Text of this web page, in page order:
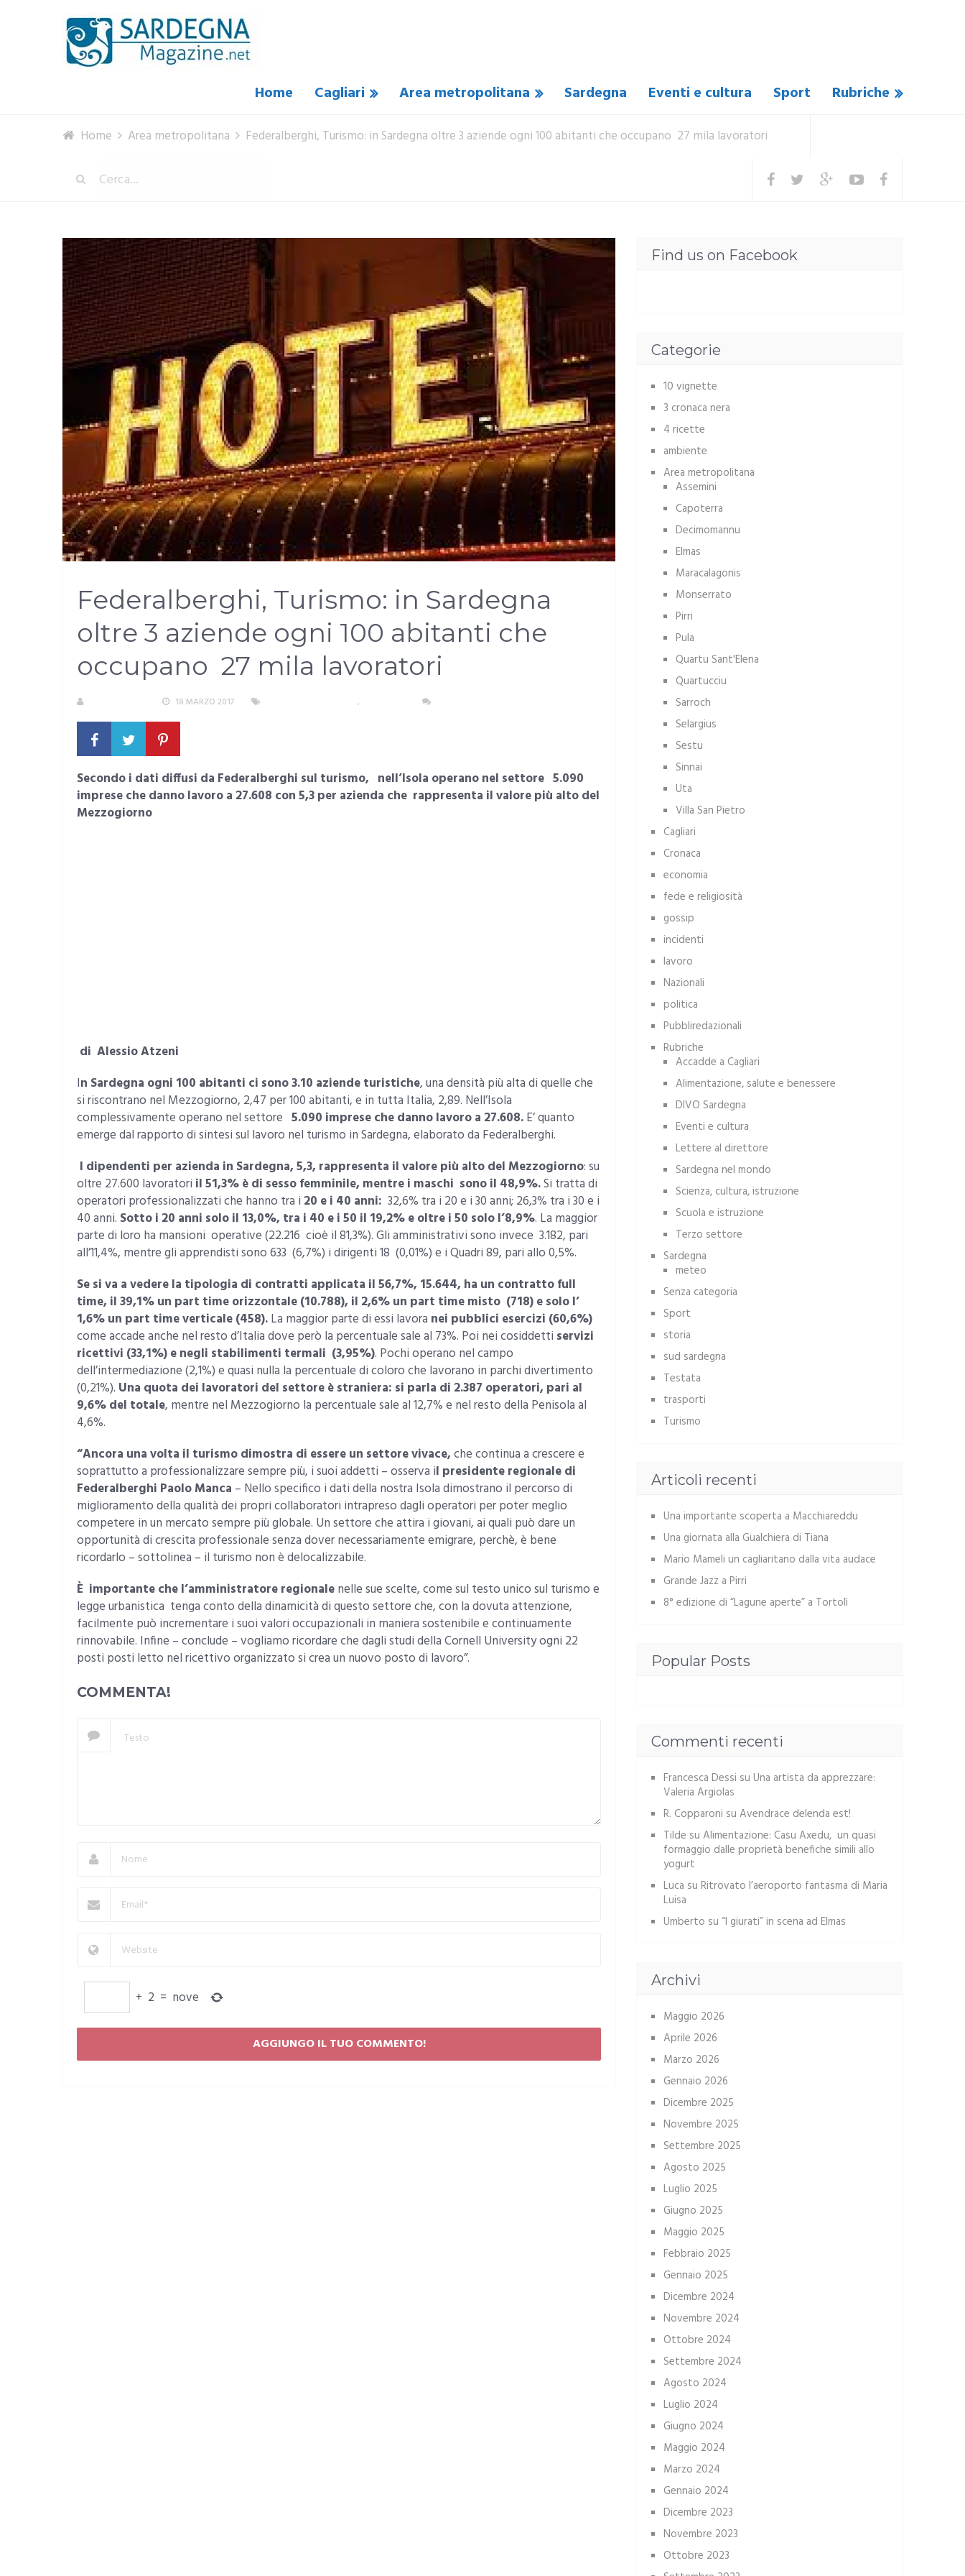
Home Cagliari Area metropolitana Sardegna Eventi e cultura Sport Rubriche
Home Area metropolitana Federalberghi, Turismo: in Sardegna oltre 3 aziende ogni 100 abitanti che occupano 27 mila lavoratori
Federalberghi, Turismo: in Sardegna
oltre 3 aziende ogni 100 abitanti che
occupano 27 mila lavoratori
18 MARZO 2017 ,
Secondo i dati diffusi da Federalberghi sul turismo, nell’Isola operano nel settore 5.090
imprese che danno lavoro a 27.608 con 5,3 per azienda che rappresenta il valore più alto del
Mezzogiorno
di Alessio Atzeni
In Sardegna ogni 100 abitanti ci sono 3.10 aziende turistiche, una densità più alta di quelle che
si riscontrano nel Mezzogiorno, 2,47 per 100 abitanti, e in tutta Italia, 2,89. Nell’Isola
complessivamente operano nel settore 5.090 imprese che danno lavoro a 27.608.E’ quanto
emerge dal rapporto di sintesi sul lavoro nel turismo in Sardegna, elaborato da Federalberghi.
I dipendenti per azienda in Sardegna, 5,3, rappresenta il valore più alto del Mezzogiorno: su
oltre 27.600 lavoratori il 51,3% è di sesso femminile, mentre i maschi sono il 48,9%.Si tratta di
operatori professionalizzati che hanno tra i 20 e i 40 anni: 32,6% tra i 20 e i 30 anni; 26,3% tra i 30 e i
40 anni. Sotto i 20 anni solo il 13,0%, tra i 40 e i 50 il 19,2% e oltre i 50 solo l’8,9%. La maggior
parte di loro ha mansioni operative (22.216 cioè il 81,3%). Gli amministrativi sono invece 3.182, pari
all’11,4%, mentre gli apprendisti sono 633 (6,7%) i dirigenti 18 (0,01%) e i Quadri 89, pari allo 0,5%.
Se si va a vedere la tipologia di contratti applicata il 56,7%, 15.644, ha un contratto full
time, il 39,1% un part time orizzontale (10.788), il 2,6% un part time misto (718) e solo l’
1,6% un part time verticale (458).La maggior parte di essi lavora nei pubblici esercizi (60,6%)
come accade anche nel resto d’Italia dove però la percentuale sale al 73%. Poi nei cosiddetti servizi
ricettivi (33,1%) e negli stabilimenti termali (3,95%). Pochi operano nel campo
dell’intermediazione (2,1%) e quasi nulla la percentuale di coloro che lavorano in parchi divertimento
(0,21%). Una quota dei lavoratori del settore è straniera: si parla di 2.387 operatori, pari al
9,6% del totale, mentre nel Mezzogiorno la percentuale sale al 12,7% e nel resto della Penisola al
4,6%.
“Ancora una volta il turismo dimostra di essere un settore vivace,che continua a crescere e
soprattutto a professionalizzare sempre più, i suoi addetti – osserva il presidente regionale di
Federalberghi Paolo Manca – Nello specifico i dati della nostra Isola dimostrano il percorso di
miglioramento della qualità dei propri collaboratori intrapreso dagli operatori per poter meglio
competere in un mercato sempre più globale. Un settore che attira i giovani, ai quali può dare un
opportunità di crescita professionale senza dover necessariamente emigrare, perchè, è bene
ricordarlo – sottolinea – il turismo non è delocalizzabile.
È importante che l’amministratore regionalenelle sue scelte, come sul testo unico sul turismo e
legge urbanistica tenga conto della dinamicità di questo settore che, con la dovuta attenzione,
facilmente può incrementare i suoi valori occupazionali in maniera sostenibile e continuamente
rinnovabile. Infine – conclude – vogliamo ricordare che dagli studi della Cornell University ogni 22
posti posti letto nel ricettivo organizzato si crea un nuovo posto di lavoro”.
COMMENTA!
+ 2 = nove
Find us on Facebook
Categorie
10 vignette
3 cronaca nera
4 ricette
ambiente
Area metropolitana
Assemini
Capoterra
Decimomannu
Elmas
Maracalagonis
Monserrato
Pirri
Pula
Quartu Sant'Elena
Quartucciu
Sarroch
Selargius
Sestu
Sinnai
Uta
Villa San Pietro
Cagliari
Cronaca
economia
fede e religiosità
gossip
incidenti
lavoro
Nazionali
politica
Pubbliredazionali
Rubriche
Accadde a Cagliari
Alimentazione, salute e benessere
DIVO Sardegna
Eventi e cultura
Lettere al direttore
Sardegna nel mondo
Scienza, cultura, istruzione
Scuola e istruzione
Terzo settore
Sardegna
meteo
Senza categoria
Sport
storia
sud sardegna
Testata
trasporti
Turismo
Articoli recenti
Una importante scoperta a Macchiareddu
Una giornata alla Gualchiera di Tiana
Mario Mameli un cagliaritano dalla vita audace
Grande Jazz a Pirri
8° edizione di “Lagune aperte” a Tortolì
Popular Posts
Commenti recenti
Francesca Dessi su Una artista da apprezzare:
Valeria Argiolas
R. Copparoni su Avendrace delenda est!
Tilde su Alimentazione: Casu Axedu, un quasi
formaggio dalle proprietà benefiche simili allo
yogurt
Luca su Ritrovato l’aeroporto fantasma di Maria
Luisa
Umberto su “I giurati” in scena ad Elmas
Archivi
Maggio 2026
Aprile 2026
Marzo 2026
Gennaio 2026
Dicembre 2025
Novembre 2025
Settembre 2025
Agosto 2025
Luglio 2025
Giugno 2025
Maggio 2025
Febbraio 2025
Gennaio 2025
Dicembre 2024
Novembre 2024
Ottobre 2024
Settembre 2024
Agosto 2024
Luglio 2024
Giugno 2024
Maggio 2024
Marzo 2024
Gennaio 2024
Dicembre 2023
Novembre 2023
Ottobre 2023